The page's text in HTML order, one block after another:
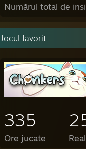
Numărul total de
Jocul favorit
335
Ore jucate